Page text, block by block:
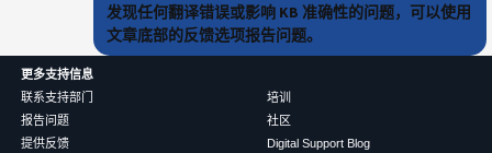
发现任何翻译错误或影响 KB 准确性的问题，可以使用
文章底部的反馈选项报告问题。
更多支持信息
联系支持部门
报告问题
提供反馈
培训
社区
Digital Support Blog